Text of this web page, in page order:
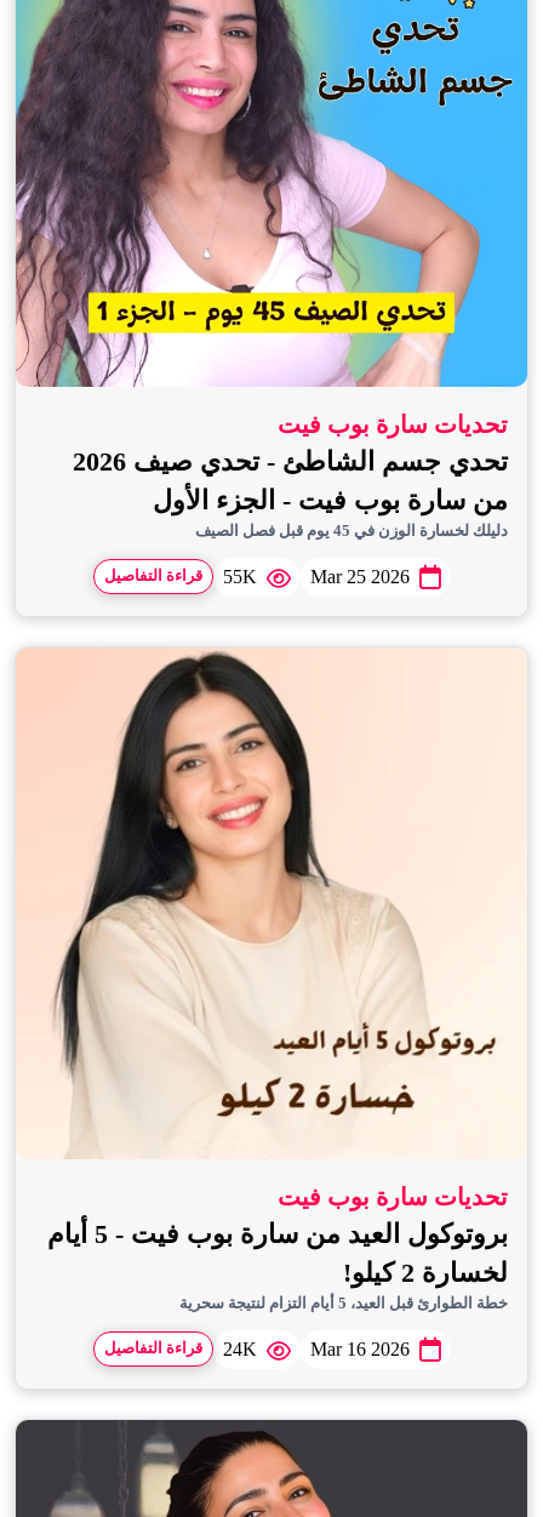
تحديات سارة بوب فيت
تحدي جسم الشاطئ - تحدي صيف 2026
من سارة بوب فيت - الجزء الأول
دليلك لخسارة الوزن في 45 يوم قبل فصل الصيف
Mar 25 2026
55K قراءة التفاصيل
تحديات سارة بوب فيت
بروتوكول العيد من سارة بوب فيت - 5 أيام
لخسارة 2 كيلو!
خطة الطوارئ قبل العيد، 5 أيام التزام لنتيجة سحرية
Mar 16 2026
24K قراءة التفاصيل